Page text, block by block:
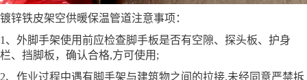
镀锌铁皮架空供暖保温管道注意事项：
1、外脚手架使用前应检查脚手板是否有空隙、探头板、护身
栏、挡脚板，确认合格,方可使用;
2、作业过程中遇有脚手架与建筑物之间的拉接,未经同意严禁拆